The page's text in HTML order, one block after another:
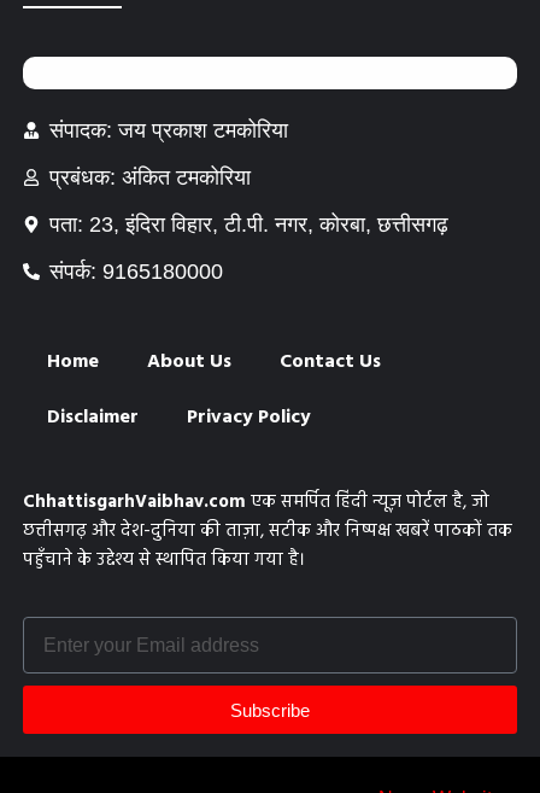
संपादक: जय प्रकाश टमकोरिया
प्रबंधक: अंकित टमकोरिया
पता: 23, इंदिरा विहार, टी.पी. नगर, कोरबा, छत्तीसगढ़
संपर्क: 9165180000
Home About Us
Contact Us
Disclaimer
Privacy Policy
ChhattisgarhVaibhav.com एक समर्पित हिंदी न्यूज़ पोर्टल है, जो
छत्तीसगढ़ और देश-दुनिया की ताज़ा, सटीक और निष्पक्ष खबरें पाठकों तक
पहुँचाने के उद्देश्य से स्थापित किया गया है।
Subscribe